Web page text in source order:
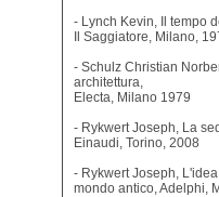
- Lynch Kevin, Il tempo
Il Saggiatore, Milano,
- Schulz Christian
architettura,
Electa, Milano 1979
- Rykwert Joseph, La
Einaudi, Torino, 2008
- Rykwert Joseph,
mondo antico, Adelphi,